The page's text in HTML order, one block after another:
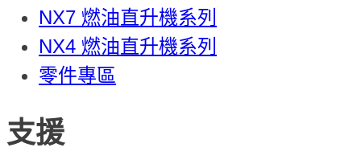
NX7 燃油直升機系列
NX4 燃油直升機系列
零件專區
支援